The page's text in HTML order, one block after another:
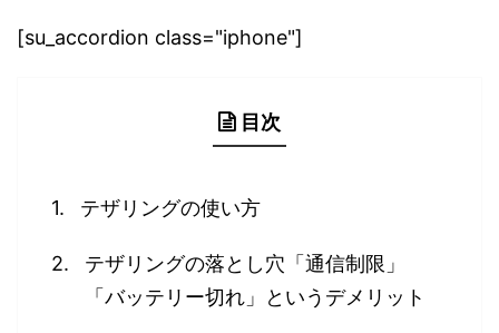
[su_accordion class="iphone"]
目次
テザリングの使い方
テザリングの落とし穴「通信制限」
「バッテリー切れ」というデメリット